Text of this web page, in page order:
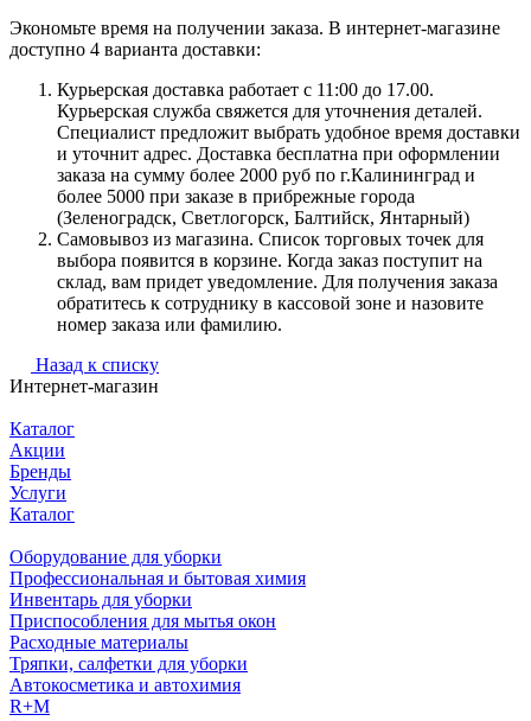
Экономьте время на получении заказа. В интернет-магазине
доступно 4 варианта доставки:
Курьерская доставка работает с 11:00 до 17.00.
Курьерская служба свяжется для уточнения деталей.
Специалист предложит выбрать удобное время доставки
и уточнит адрес. Доставка бесплатна при оформлении
заказа на сумму более 2000 руб по г.Калининград и
более 5000 при заказе в прибрежные города
(Зеленоградск, Светлогорск, Балтийск, Янтарный)
Самовывоз из магазина. Список торговых точек для
выбора появится в корзине. Когда заказ поступит на
склад, вам придет уведомление. Для получения заказа
обратитесь к сотруднику в кассовой зоне и назовите
номер заказа или фамилию.
Назад к списку
Интернет-магазин
Каталог
Акции
Бренды
Услуги
Каталог
Оборудование для уборки
Профессиональная и бытовая химия
Инвентарь для уборки
Приспособления для мытья окон
Расходные материалы
Тряпки, салфетки для уборки
Автокосметика и автохимия
R+M